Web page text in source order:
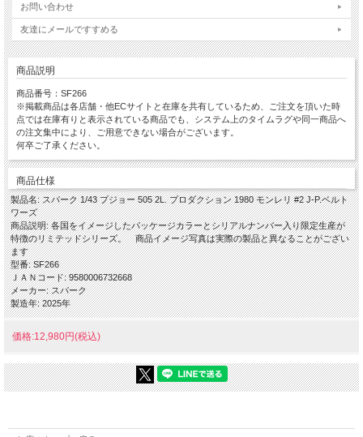
お問い合わせ
友達にメールですすめる
商品説明
商品番号：SF266
※掲載商品は各店舗・他ECサイトと在庫を共有しているため、ご注文を頂いた時
点では在庫有りと表示されている商品でも、システム上のタイムラグや同一商品へ
の注文集中により、ご用意できない場合がございます。
何卒ご了承ください。
商品仕様
製品名: スパーク 1/43 プジョー 505 2L. プロダクション 1980 モンレリ #2 J-P.ベルト
ワーズ
商品説明: 各国をイメージしたパッケージカラーとシリアルナンバー入り限定生産が
特徴のリミテッドシリーズ。 商品イメージ写真は実際の製品と異なることがござい
ます
型番: SF266
ＪＡＮコード: 9580006732668
メーカー: スパーク
製造年: 2025年
価格:12,980円(税込)